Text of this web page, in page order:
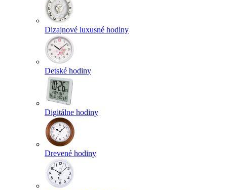
Dizajnové luxusné hodiny
Detské hodiny
Digitálne hodiny
Drevené hodiny